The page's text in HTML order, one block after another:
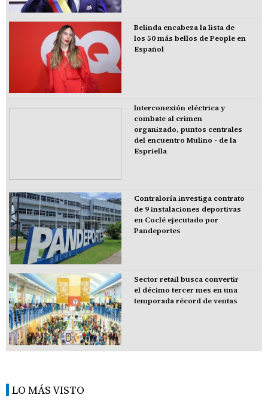
Belinda encabeza la lista de
los 50 más bellos de People en
Español
Interconexión eléctrica y
combate al crimen
organizado, puntos centrales
del encuentro Mulino - de la
Espriella
Contraloría investiga contrato
de 9 instalaciones deportivas
en Coclé ejecutado por
Pandeportes
Sector retail busca convertir
el décimo tercer mes en una
temporada récord de ventas
LO MÁS VISTO